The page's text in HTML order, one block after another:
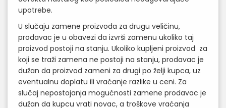
upotrebe.
U slučaju zamene proizvoda za drugu veličinu,
prodavac je u obavezi da izvrši zamenu ukoliko taj
proizvod postoji na stanju. Ukoliko kupljeni proizvod za
koji se traži zamena ne postoji na stanju, prodavac je
dužan da proizvod zameni za drugi po želji kupca, uz
eventualnu doplatu ili vraćanje razlike u ceni. Za
slučaj nepostojanja mogućnosti zamene prodavac je
dužan da kupcu vrati novac, a troškove vraćanja